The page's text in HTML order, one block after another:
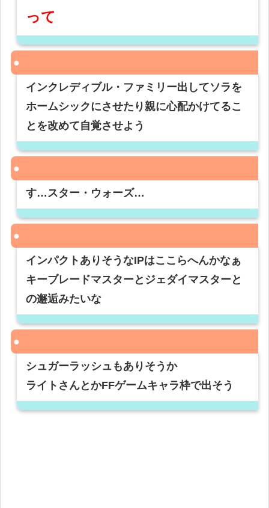
って
インクレディブル・ファミリー出してソラを
ホームシックにさせたり親に心配かけてるこ
とを改めて自覚させよう
す…スター・ウォーズ…
インパクトありそうなIPはここらへんかなぁ
キーブレードマスターとジェダイマスターと
の邂逅みたいな
シュガーラッシュもありそうか
ライトさんとかFFゲームキャラ枠で出そう